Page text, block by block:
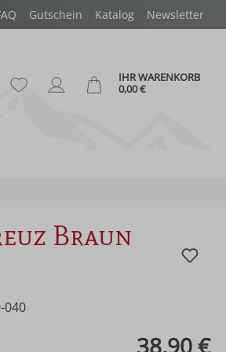
Gutschein Katalog Newsletter
Du hast 0 Produkte auf dem
IHR WARENKORB
0,00 €
Braun
040
38,90 €